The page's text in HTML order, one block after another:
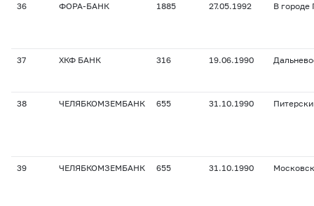
36 ФОРА-БАНК 1885 27.05.1992 В городе
37 ХКФ БАНК 316 19.06.1990
38 ЧЕЛЯБКОМЗЕМБАНК 655 31.10.1990
39 ЧЕЛЯБКОМЗЕМБАНК 655 31.10.1990